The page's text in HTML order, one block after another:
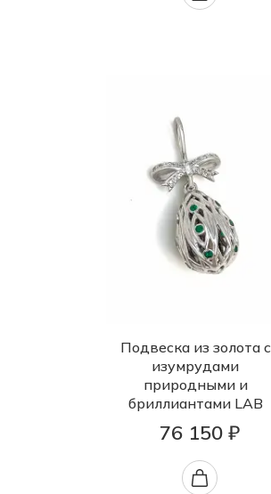
Подвеска из золота с
изумрудами
природными и
бриллиантами LAB
76 150 ₽